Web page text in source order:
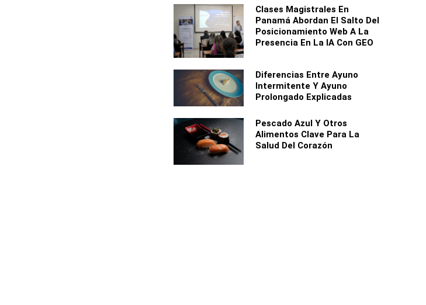
Clases Magistrales En
Panamá Abordan El Salto Del
Posicionamiento Web A La
Presencia En La IA Con GEO
Diferencias Entre Ayuno
Intermitente Y Ayuno
Prolongado Explicadas
Pescado Azul Y Otros
Alimentos Clave Para La
Salud Del Corazón